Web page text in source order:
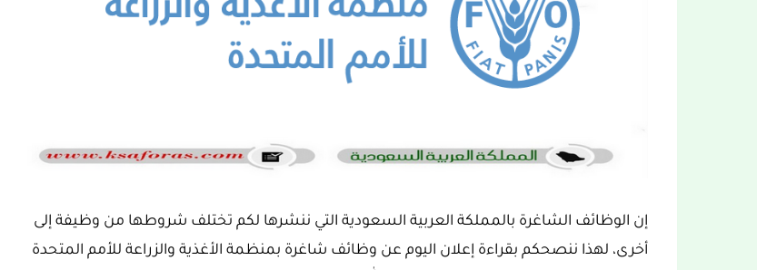
إن الوظائف الشاغرة بالمملكة العربية السعودية التي ننشرها لكم تختلف شروطها من وظيفة إلى
أخرى، لهذا ننصحكم بقراءة إعلان اليوم عن وظائف شاغرة بمنظمة الأغذية والزراعة للأمم المتحدة